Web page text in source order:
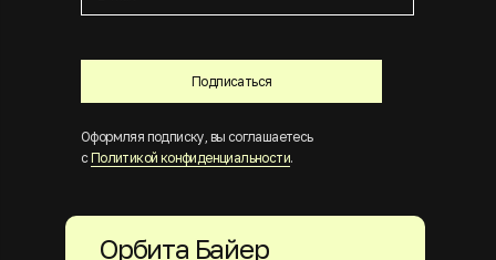
Подписаться
Оформляя подписку, вы соглашаетесь
с Политикой конфиденциальности.
Орбита Байер